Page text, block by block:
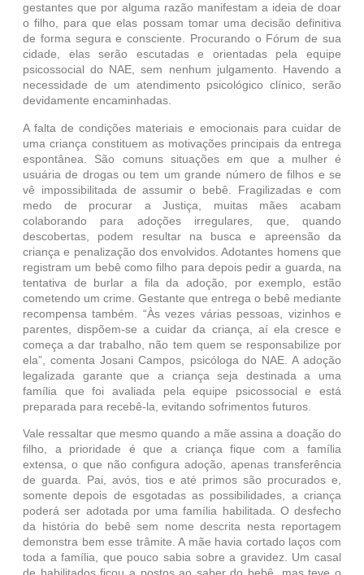
gestantes que por alguma razão manifestam a ideia de doar
o filho, para que elas possam tomar uma decisão definitiva
de forma segura e consciente. Procurando o Fórum de sua
cidade, elas serão escutadas e orientadas pela equipe
psicossocial do NAE, sem nenhum julgamento. Havendo a
necessidade de um atendimento psicológico clínico, serão
devidamente encaminhadas.
A falta de condições materiais e emocionais para cuidar de
uma criança constituem as motivações principais da entrega
espontânea. São comuns situações em que a mulher é
usuária de drogas ou tem um grande número de filhos e se
vê impossibilitada de assumir o bebê. Fragilizadas e com
medo de procurar a Justiça, muitas mães acabam
colaborando para adoções irregulares, que, quando
descobertas, podem resultar na busca e apreensão da
criança e penalização dos envolvidos. Adotantes homens que
registram um bebê como filho para depois pedir a guarda, na
tentativa de burlar a fila da adoção, por exemplo, estão
cometendo um crime. Gestante que entrega o bebê mediante
recompensa também. “Às vezes várias pessoas, vizinhos e
parentes, dispõem-se a cuidar da criança, aí ela cresce e
começa a dar trabalho, não tem quem se responsabilize por
ela”, comenta Josani Campos, psicóloga do NAE. A adoção
legalizada garante que a criança seja destinada a uma
família que foi avaliada pela equipe psicossocial e está
preparada para recebê-la, evitando sofrimentos futuros.
Vale ressaltar que mesmo quando a mãe assina a doação do
filho, a prioridade é que a criança fique com a família
extensa, o que não configura adoção, apenas transferência
de guarda. Pai, avós, tios e até primos são procurados e,
somente depois de esgotadas as possibilidades, a criança
poderá ser adotada por uma família habilitada. O desfecho
da história do bebê sem nome descrita nesta reportagem
demonstra bem esse trâmite. A mãe havia cortado laços com
toda a família, que pouco sabia sobre a gravidez. Um casal